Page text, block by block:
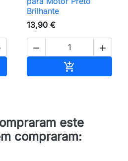
Brilhante
13,90 €
 

este
compraram: